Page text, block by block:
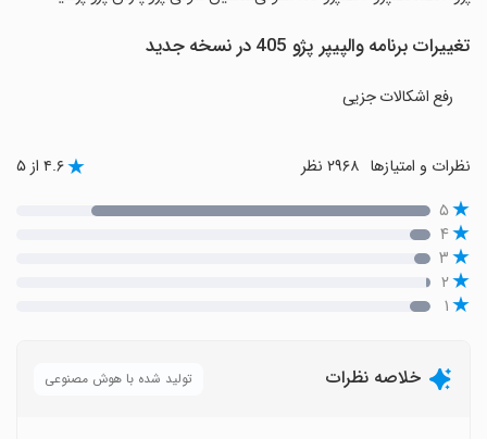
تغییرات برنامه والپیپر پژو 405 در نسخه جدید
رفع اشکالات جزیی
نظرات و امتیازها ۴.۶ از ۵
۵
۴
۳
۲
۱
خلاصه نظرات تولید شده با هوش مصنوعی